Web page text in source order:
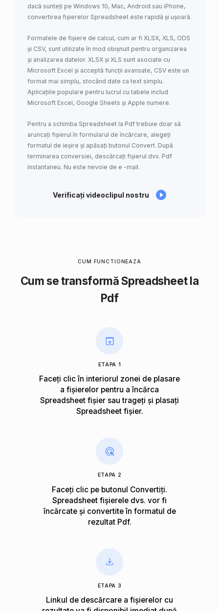
dacă sunteți pe Windows 10, Mac, Android sau iPhone,
convertirea fișierelor Spreadsheet este rapidă și ușoară.
Formatele de fișiere de calcul, cum ar fi XLSX, XLS, ODS
și CSV, sunt utilizate în mod obișnuit pentru organizarea
și analizarea datelor. XLSX și XLS sunt asociate cu
Microsoft Excel și acceptă funcții avansate, CSV este un
format mai simplu, stocând date ca text simplu.
Aplicațiile populare pentru lucrul cu tabele includ
Microsoft Excel, Google Sheets și Apple numere.
Pentru a schimba Spreadsheet la Pdf trebuie doar să
aruncați fișierul în formularul de încărcare, alegeți
formatul de ieșire și apăsați butonul Convert. După
terminarea conversiei, descărcați fișierul dvs. Pdf
instantaneu. Nu este nevoie de e -mail.
Verificați videoclipul nostru
CUM FUNCTIONEAZA
Cum se transformă Spreadsheet la
Pdf
ETAPA 1
Faceți clic în interiorul zonei de plasare
a fișierelor pentru a încărca
Spreadsheet fișier sau trageți și plasați
Spreadsheet fișier.
ETAPA 2
Faceți clic pe butonul Convertiți.
Spreadsheet fișierele dvs. vor fi
încărcate și convertite în formatul de
rezultat Pdf.
ETAPA 3
Linkul de descărcare a fișierelor cu